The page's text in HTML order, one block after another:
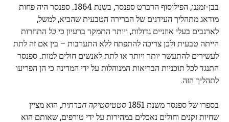
בבן-זמננו, הפילוסוף הרברט ספנסר, בשנת 1864. ספנסר היה פחות
מודאג מתהליך העידנים של הברירה הטבעית שהביא, למשל,
לארנבים בעלי אוזניים גדולות, ויותר התמקד ברעיון כיכֹּל התחרות
הייתה טבעית ולכן צריכה להתפתח ללא התערבות – בין אם זה לתת
לעשירים להתעשר יותר ויותר או לתת לאנשים חולים למות. ספנסר
התנגד לכל תוכניות הבריאות המנוהלות על ידי המדינה כי הן הפריעו
לתהליך הזה.
בספרו של ספנסר משנת 1851 סטטיסטיקה חברתית, הוא מציין
שחיות זקנים וחולים נאכלים במהירות על ידי טורפים, שאותם הוא